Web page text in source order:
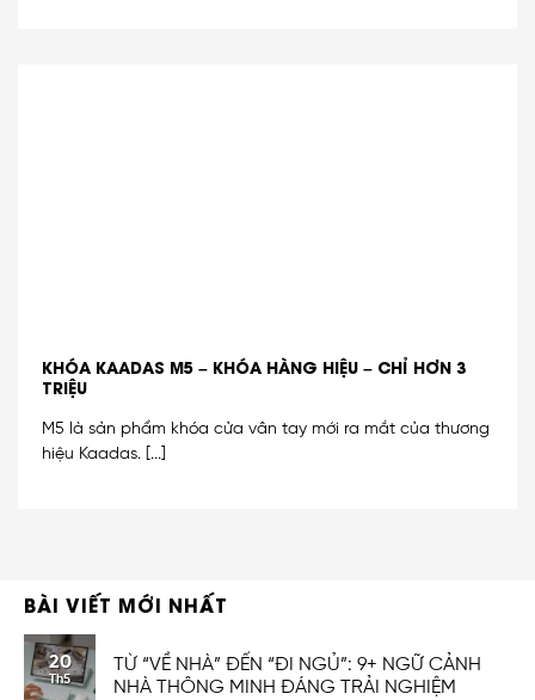
KHÓA KAADAS M5 – KHÓA HÀNG HIỆU – CHỈ HƠN 3
TRIỆU
M5 là sản phẩm khóa cửa vân tay mới ra mắt của thương
hiệu Kaadas. [...]
BÀI VIẾT MỚI NHẤT
20
Th5
TỪ “VỀ NHÀ” ĐẾN “ĐI NGỦ”: 9+ NGỮ CẢNH
NHÀ THÔNG MINH ĐÁNG TRẢI NGHIỆM